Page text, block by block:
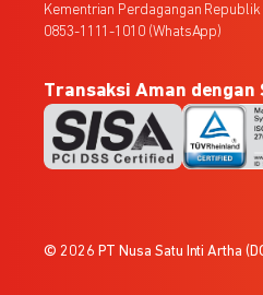
Kementrian Perdagangan
0853-1111-1010 (WhatsApp)
Transaksi Aman
© 2026 PT Nusa Satu Inti Artha